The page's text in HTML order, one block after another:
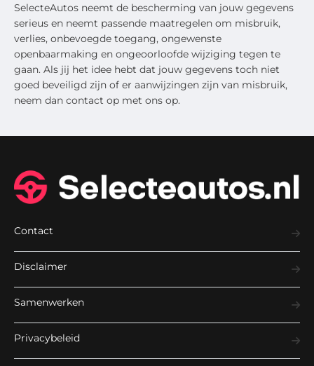
SelecteAutos neemt de bescherming van jouw gegevens
serieus en neemt passende maatregelen om misbruik,
verlies, onbevoegde toegang, ongewenste
openbaarmaking en ongeoorloofde wijziging tegen te
gaan. Als jij het idee hebt dat jouw gegevens toch niet
goed beveiligd zijn of er aanwijzingen zijn van misbruik,
neem dan contact op met ons op.
Contact
Disclaimer
Samenwerken
Privacybeleid